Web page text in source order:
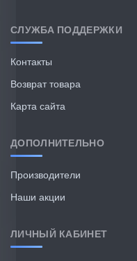
СЛУЖБА ПОДДЕРЖКИ
Контакты
Возврат товара
Карта сайта
ДОПОЛНИТЕЛЬНО
Производители
Наши акции
ЛИЧНЫЙ КАБИНЕТ